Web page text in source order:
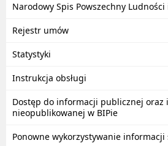
Narodowy Spis Powszechny Ludności
Rejestr umów
Statystyki
Instrukcja obsługi
Dostęp do informacji publicznej oraz
nieopublikowanej w BIPie
Ponowne wykorzystywanie